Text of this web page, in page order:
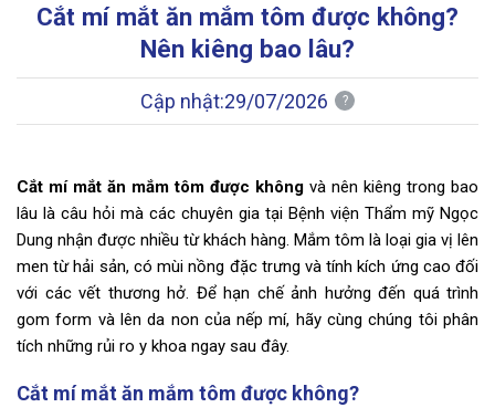
Cắt mí mắt ăn mắm tôm được không?
Nên kiêng bao lâu?
Cập nhật:29/07/2026 ?
Cắt mí mắt ăn mắm tôm được không và nên kiêng trong bao
lâu là câu hỏi mà các chuyên gia tại Bệnh viện Thẩm mỹ Ngọc
Dung nhận được nhiều từ khách hàng. Mắm tôm là loại gia vị lên
men từ hải sản, có mùi nồng đặc trưng và tính kích ứng cao đối
với các vết thương hở. Để hạn chế ảnh hưởng đến quá trình
gom form và lên da non của nếp mí, hãy cùng chúng tôi phân
tích những rủi ro y khoa ngay sau đây.
Cắt mí mắt ăn mắm tôm được không?